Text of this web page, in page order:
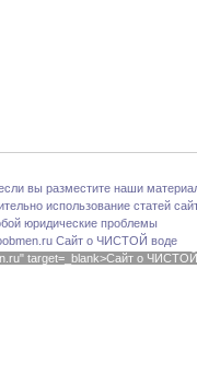
вы разместите наши
использование статей
юридические проблемы
Сайт о ЧИСТОЙ воде
target=_blank>Сайт о